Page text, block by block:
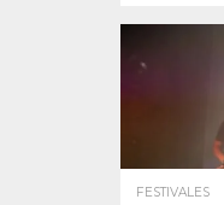
FESTIVALES